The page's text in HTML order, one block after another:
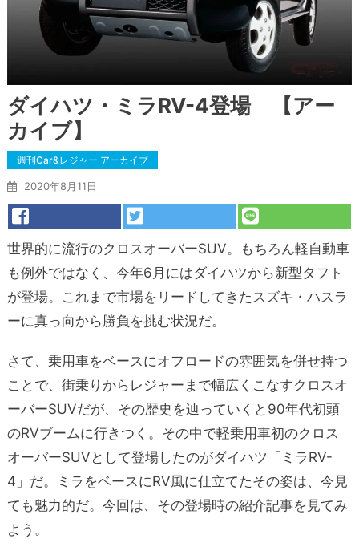
ダイハツ・ミラRV-4登場 【アー
カイブ】
週刊Car&レジャー アーカイブ
2020年8月11日
世界的に流行のクロスオーバーSUV。もちろん軽自動車
も例外ではなく、今年6月にはダイハツから新型タフト
が登場。これまで市場をリードしてきたスズキ・ハスラ
ーに真っ向から勝負を挑む状況だ。
さて、乗用車をベースにオフロードの雰囲気を併せ持つ
ことで、街乗りからレジャーまで幅広くこなすクロスオ
ーバーSUVだが、その歴史を辿っていくと90年代初頭
のRVブームに行きつく。その中で軽乗用車初のクロス
オーバーSUVとして登場したのがダイハツ「ミラRV-
4」だ。ミラをベースにRV風に仕立てたその姿は、今見
ても魅力的だ。今回は、その登場時の紹介記事を見てみ
よう。